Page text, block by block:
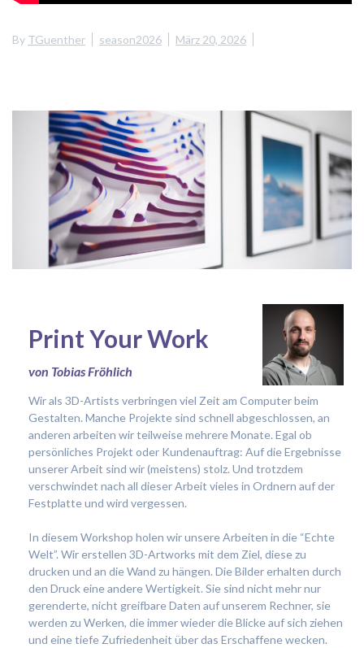
By TGuenther season2026 März 20, 2026
Print Your Work
von Tobias Fröhlich
Wir als 3D-Artists verbringen viel Zeit am Computer beim
Gestalten. Manche Projekte sind schnell abgeschlossen, an
anderen arbeiten wir teilweise mehrere Monate. Egal ob
persönliches Projekt oder Kundenauftrag: Auf die Ergebnisse
unserer Arbeit sind wir (meistens) stolz. Und trotzdem
verschwindet nach all dieser Arbeit vieles in Ordnern auf der
Festplatte und wird vergessen.
In diesem Workshop holen wir unsere Arbeiten in die “Echte
Welt”. Wir erstellen 3D-Artworks mit dem Ziel, diese zu
drucken und an die Wand zu hängen. Die Bilder erhalten durch
den Druck eine andere Wertigkeit. Sie sind nicht mehr nur
gerenderte, nicht greifbare Daten auf unserem Rechner, sie
werden zu Werken, die immer wieder die Blicke auf sich ziehen
und eine tiefe Zufriedenheit über das Erschaffene wecken.